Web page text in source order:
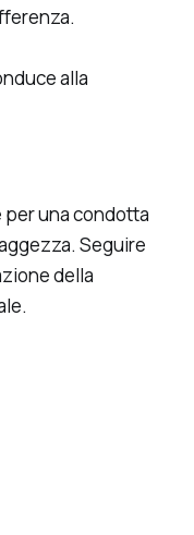
alla
una condotta
Seguire
della